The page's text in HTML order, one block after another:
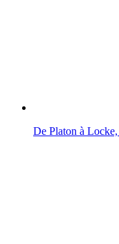
De Platon à